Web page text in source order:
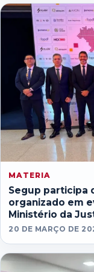
MATERIA
Segup participa
organizado em
Ministério da
20 DE MARÇO DE